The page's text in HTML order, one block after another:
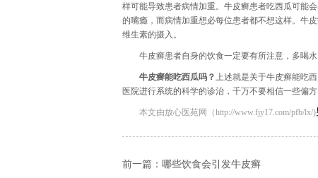
样可能导致患者病情加重。牛皮癣患者吃西瓜可能
的嘴瘾，而病情加重想必每位患者都不想这样。牛
维生素的摄入。
牛皮癣患者自身的饮食一定要有所注意，多喝
牛皮癣能吃西瓜吗？上述就是关于牛皮癣能吃
医院进行系统的科学的诊治，千万不要相信一些偏
本文由放心医苑网（http://www.fjy17.com/pfb/lx/)
前一篇： 哪些饮食会引发牛皮癣